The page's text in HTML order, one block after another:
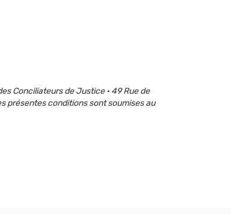
Conciliateurs de Justice · 49 Rue de
présentes conditions sont soumises au